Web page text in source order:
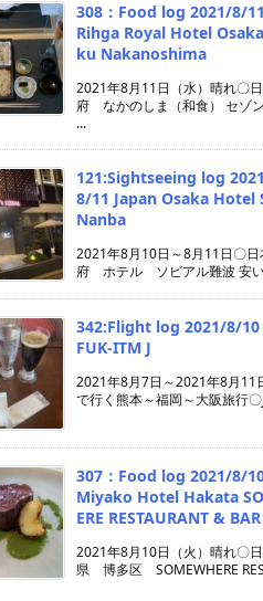
308：Food log 2021/8/
Rihga Royal Hotel
ku Nakanoshima
2021年8月11日（水）晴れ〇
府 なかのしま（和食） セゾ
...
121:Sightseeing log
8/11 Japan Osaka Hotel
Nanba
2021年8月10日～8月11日〇
府 ホテル ソビアル難波 安
342:Flight log 2021/8/10
FUK-ITM J
2021年8月7日～2021年8月11
で行く熊本～福岡～大阪旅行〇
307：Food log 2021/8/
Miyako Hotel Hakata
ERE RESTAURANT & BAR
2021年8月10日（火）晴れ〇
県 博多区 SOMEWHERE